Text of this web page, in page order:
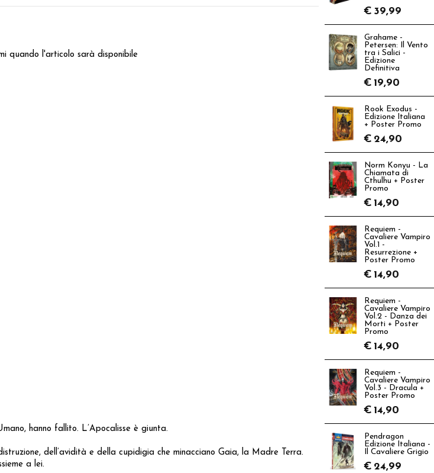
quando l'articolo sarà disponibile
hanno fallito. L’Apocalisse è giunta.
dell’avidità e della cupidigia che minacciano Gaia, la Madre Terra.
a lei.
€ 39,99
Grahame -
Petersen: Il Vento
tra i Salici -
Edizione
Definitiva
€ 19,90
Rook Exodus -
Edizione Italiana
+ Poster Promo
€ 24,90
Norm Konyu - La
Chiamata di
Cthulhu + Poster
Promo
€ 14,90
Requiem -
Cavaliere Vampiro
Vol.1 -
Resurrezione +
Poster Promo
€ 14,90
Requiem -
Cavaliere Vampiro
Vol.2 - Danza dei
Morti + Poster
Promo
€ 14,90
Requiem -
Cavaliere Vampiro
Vol.3 - Dracula +
Poster Promo
€ 14,90
Pendragon
Edizione Italiana -
Il Cavaliere Grigio
€ 24,99